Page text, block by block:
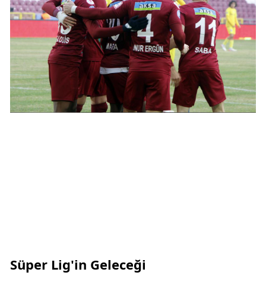
Süper Lig'in Geleceği